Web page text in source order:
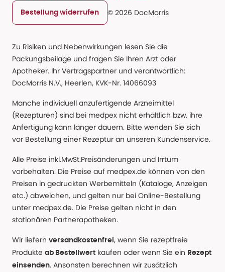
Bestellung widerrufen © 2026 DocMorris
Zu Risiken und Nebenwirkungen lesen Sie die
Packungsbeilage und fragen Sie Ihren Arzt oder
Apotheker. Ihr Vertragspartner und verantwortlich:
DocMorris N.V., Heerlen, KVK-Nr. 14066093
Manche individuell anzufertigende Arzneimittel
(Rezepturen) sind bei medpex nicht erhältlich bzw. ihre
Anfertigung kann länger dauern. Bitte wenden Sie sich
vor Bestellung einer Rezeptur an unseren Kundenservice.
Alle Preise inkl.MwSt.Preisänderungen und Irrtum
vorbehalten. Die Preise auf medpex.de können von den
Preisen in gedruckten Werbemitteln (Kataloge, Anzeigen
etc.) abweichen, und gelten nur bei Online-Bestellung
unter medpex.de. Die Preise gelten nicht in den
stationären Partnerapotheken.
Wir liefern versandkostenfrei, wenn Sie rezeptfreie
Produkte ab Bestellwert kaufen oder wenn Sie ein Rezept
einsenden. Ansonsten berechnen wir zusätzlich